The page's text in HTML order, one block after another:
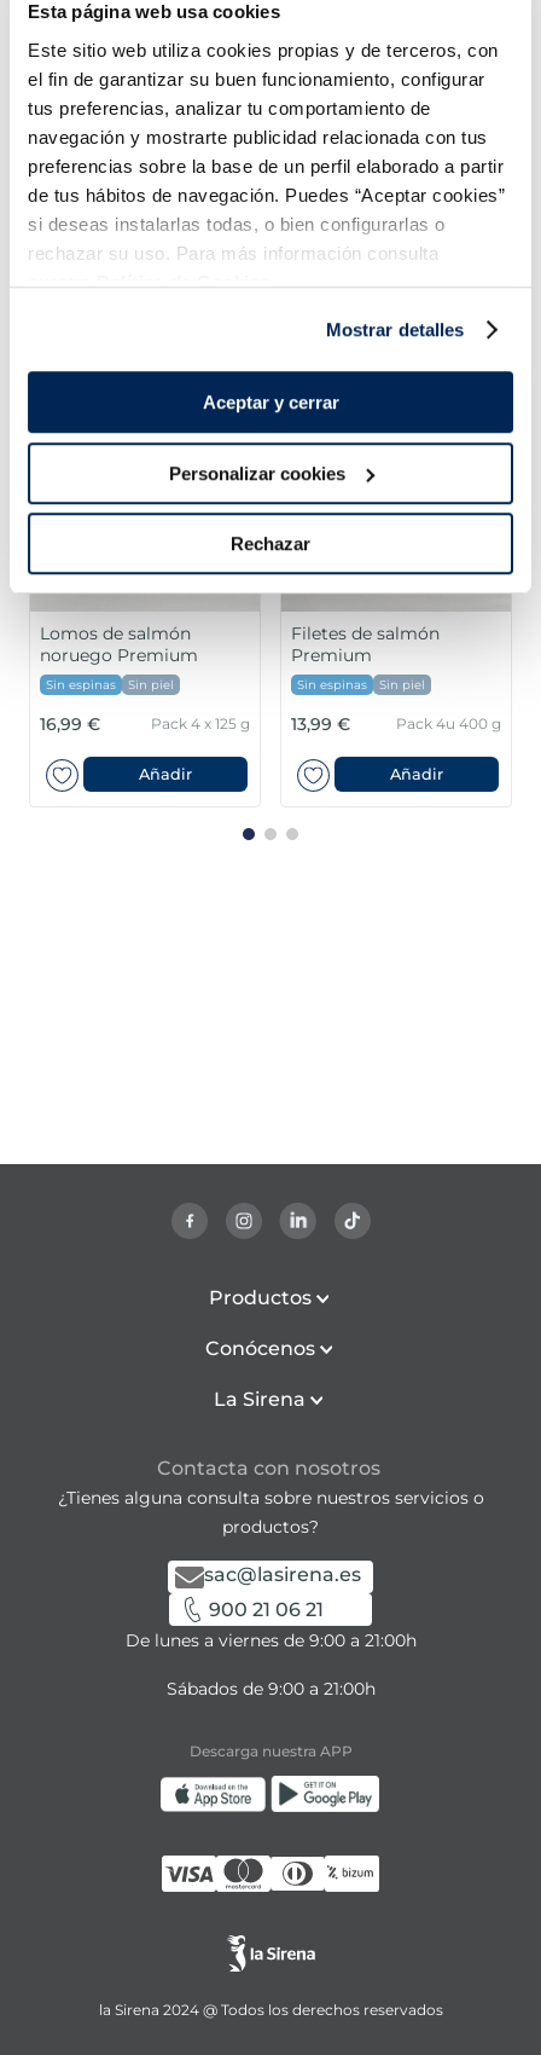
Esta página web usa cookies
Este sitio web utiliza cookies propias y de terceros, con
el fin de garantizar su buen funcionamiento, configurar
tus preferencias, analizar tu comportamiento de
navegación y mostrarte publicidad relacionada con tus
preferencias sobre la base de un perfil elaborado a partir
de tus hábitos de navegación. Puedes “Aceptar cookies”
si deseas instalarlas todas, o bien configurarlas o
rechazar su uso. Para más información consulta
nuestraPolítica de Cookies.
Mostrar detalles
Aceptar y cerrar
Personalizar cookies
Rechazar
Croquetas de cocido
Premium
2,99 €
Bolsa 280g
Añadir
atún
2,49 €
Bolsa 500g
Añadir
¡Combínalo y hazte un menú de 10!
400 g
Filetes de lubina
Sin espinas
5,99 € Pack 180 g
austral MSC Premium
Sin espinas
15,99 € Pack 4
Productos
Conócenos
La Sirena
Contacta con nosotros
¿Tienes alguna consulta sobre nuestros servicios o
productos?
sac@lasirena.es
900 21 06 21
De lunes a viernes de 9:00 a 21:00h
Sábados de 9:00 a 21:00h
Descarga nuestra APP
la Sirena 2024 @ Todos los derechos reservados